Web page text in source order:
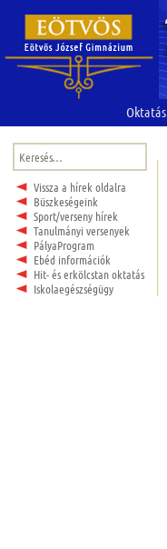
Oktatás
Keresés:
Vissza a hírek oldalra
Büszkeségeink
Sport/verseny hírek
Tanulmányi versenyek
PályaProgram
Ebéd információk
Hit- és erkölcstan oktatás
Iskolaegészségügy